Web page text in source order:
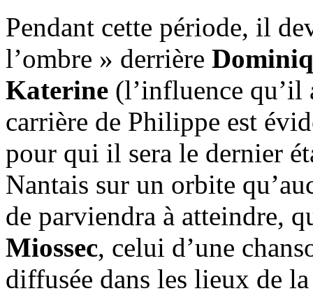
Pendant cette période, il
l’ombre » derrière
Katerine (l’influence qu’il
carrière de Philippe est
pour qui il sera le dernier
Nantais sur un orbite
de parviendra à atteindre,
Miossec, celui d’une
diffusée dans les lieux de